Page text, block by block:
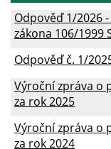
Odpověď 1/2026
zákona 106/1999
Odpověď č. 1/
Výroční zpráva o
za rok 2025
Výroční zpráva o
za rok 2024